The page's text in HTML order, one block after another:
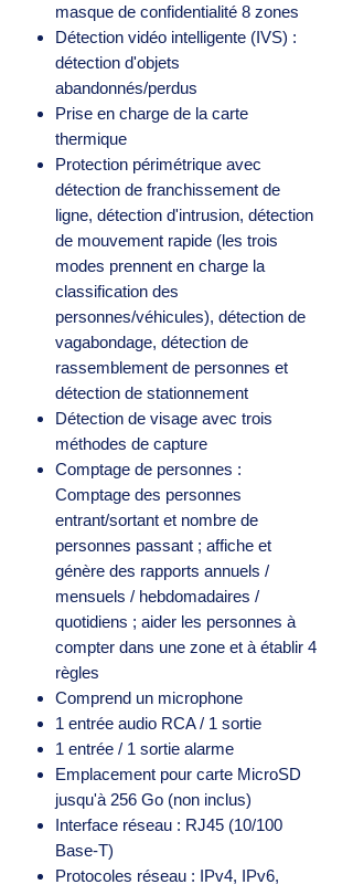
masque de confidentialité 8 zones
Détection vidéo intelligente (IVS) :
détection d'objets
abandonnés/perdus
Prise en charge de la carte
thermique
Protection périmétrique avec
détection de franchissement de
ligne, détection d'intrusion, détection
de mouvement rapide (les trois
modes prennent en charge la
classification des
personnes/véhicules), détection de
vagabondage, détection de
rassemblement de personnes et
détection de stationnement
Détection de visage avec trois
méthodes de capture
Comptage de personnes :
Comptage des personnes
entrant/sortant et nombre de
personnes passant ; affiche et
génère des rapports annuels /
mensuels / hebdomadaires /
quotidiens ; aider les personnes à
compter dans une zone et à établir 4
règles
Comprend un microphone
1 entrée audio RCA / 1 sortie
1 entrée / 1 sortie alarme
Emplacement pour carte MicroSD
jusqu'à 256 Go (non inclus)
Interface réseau : RJ45 (10/100
Base-T)
Protocoles réseau : IPv4, IPv6,